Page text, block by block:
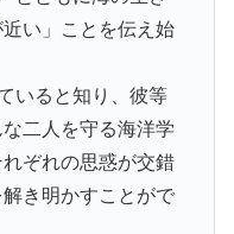
い」ことを伝え始
いると知り、彼等
二人を守る海洋学
ぞれの思惑が交錯
き明かすことがで